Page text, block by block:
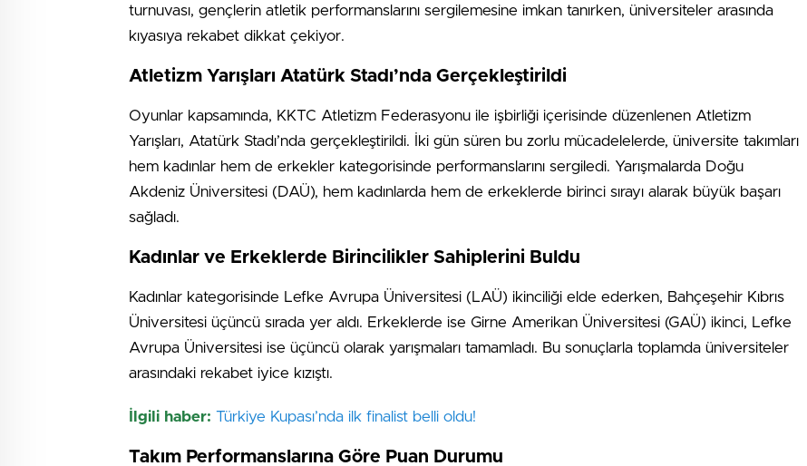
turnuvası, gençlerin atletik performanslarını sergilemesine imkan tanırken, üniversiteler arasında
kıyasıya rekabet dikkat çekiyor.
Atletizm Yarışları Atatürk Stadı’nda Gerçekleştirildi
Oyunlar kapsamında, KKTC Atletizm Federasyonu ile işbirliği içerisinde düzenlenen Atletizm
Yarışları, Atatürk Stadı’nda gerçekleştirildi. İki gün süren bu zorlu mücadelelerde, üniversite takımları
hem kadınlar hem de erkekler kategorisinde performanslarını sergiledi. Yarışmalarda Doğu
Akdeniz Üniversitesi (DAÜ), hem kadınlarda hem de erkeklerde birinci sırayı alarak büyük başarı
sağladı.
Kadınlar ve Erkeklerde Birincilikler Sahiplerini Buldu
Kadınlar kategorisinde Lefke Avrupa Üniversitesi (LAÜ) ikinciliği elde ederken, Bahçeşehir Kıbrıs
Üniversitesi üçüncü sırada yer aldı. Erkeklerde ise Girne Amerikan Üniversitesi (GAÜ) ikinci, Lefke
Avrupa Üniversitesi ise üçüncü olarak yarışmaları tamamladı. Bu sonuçlarla toplamda üniversiteler
arasındaki rekabet iyice kızıştı.
İlgili haber: Türkiye Kupası’nda ilk finalist belli oldu!
Takım Performanslarına Göre Puan Durumu